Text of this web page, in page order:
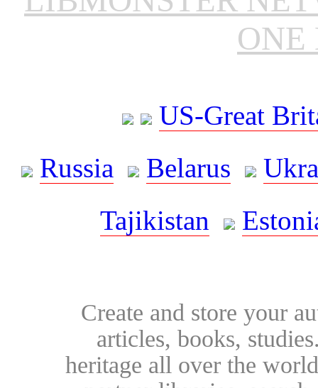
ONE
US-Great
Russia
Belarus
Tajikistan
Create and store your
articles, books,
heritage all over the